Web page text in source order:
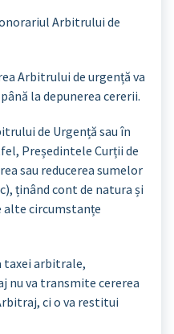
Arbitrului de
Arbitrului de urgență va
la depunerea cererii.
de Urgență sau în
Președintele Curții de
sau reducerea sumelor
ținând cont de natura și
alte circumstanțe
taxei arbitrale,
nu va transmite cererea
ci o va restitui